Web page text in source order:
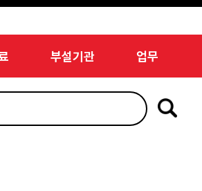
부설기관 업무